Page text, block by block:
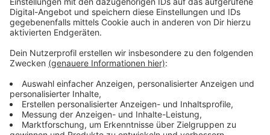
haben, wo man Nahwärme nutzen oder auch
gemeinschaftlich Wärme nutzen kann. Los gehts mit
der Frage, wie hoch der Wärmeverbrauch im
Stadtgebiet generell ist. Neben dem Aufbau neuer
Infrastruktur sollen auch bestehende Wärmenetze
umgerüstet werden. Die Stadt nutzt für die Konzepte
Fördermittel der Nationalen Klimaschutzinitiative -
auch die Bürger sollen sich an den Planungen
beteiligen.